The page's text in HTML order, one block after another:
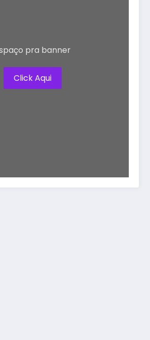
pra banner
Click Aqui